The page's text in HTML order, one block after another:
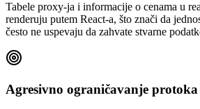
Tabele proxy-ja i informacije o cenama u
renderuju putem React-a, što znači da
često ne uspevaju da zahvate stvarne
Agresivno ograničavanje